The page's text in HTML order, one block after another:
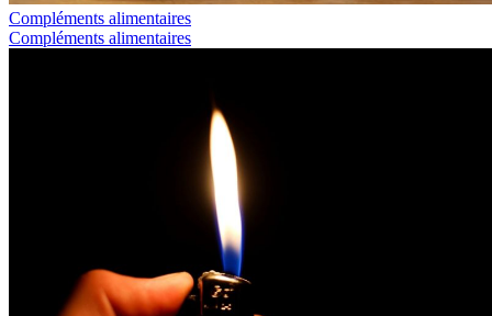
Compléments alimentaires
Compléments alimentaires